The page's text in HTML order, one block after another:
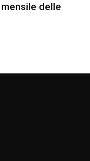
delle